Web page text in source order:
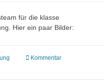
für die klasse
Hier ein paar Bilder:
Kommentar